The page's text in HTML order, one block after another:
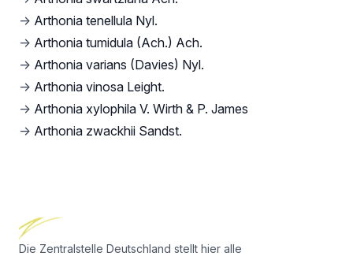
→ Arthonia tenellula Nyl.
→ Arthonia tumidula (Ach.) Ach.
→ Arthonia varians (Davies) Nyl.
→ Arthonia vinosa Leight.
→ Arthonia xylophila V. Wirth & P. James
→ Arthonia zwackhii Sandst.
Die Zentralstelle Deutschland stellt hier alle